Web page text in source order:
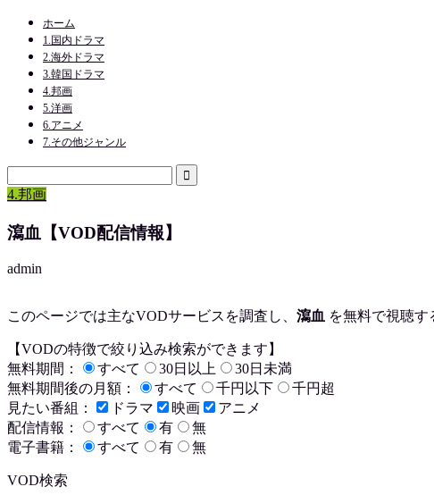
ホーム
1.国内ドラマ
2.海外ドラマ
3.韓国ドラマ
4.邦画
5.洋画
6.アニメ
7.その他ジャンル
4.邦画
瀉血【VOD配信情報】
admin
このページでは主なVODサービスを調査し、 瀉血 を無料で視聴す
【VODの特徴で絞り込み検索ができます】
無料期間：
すべて 30日以上
30日未満
無料期間後の月額：
すべて 千円以下
千円超
見たい番組：
ドラマ 映画
アニメ
配信情報：
すべて 有
無
電子書籍：
すべて 有 無
VOD検索